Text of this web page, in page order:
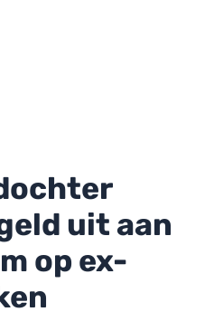
uit aan
op ex-